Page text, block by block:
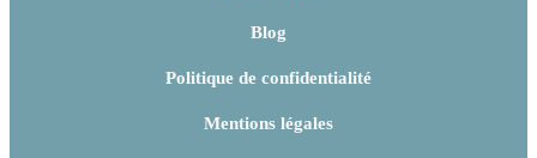
Blog
Politique de confidentialité
Mentions légales